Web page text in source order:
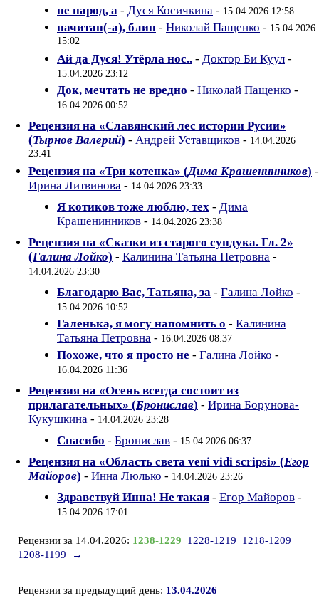
не народ, а - Дуся Косичкина - 15.04.2026 12:58
начитан(-а), блин - Николай Пащенко - 15.04.2026
15:02
Ай да Дуся! Утёрла нос.. - Доктор Би Куул -
15.04.2026 23:12
Док, мечтать не вредно - Николай Пащенко -
16.04.2026 00:52
Рецензия на «Cлавянский лес истории Русии»
(Тырнов Валерий) - Андрей Уставщиков - 14.04.2026
23:41
Рецензия на «Три котенка» (Дима Крашенинников) -
Ирина Литвинова - 14.04.2026 23:33
Я котиков тоже люблю, тех - Дима
Крашенинников - 14.04.2026 23:38
Рецензия на «Сказки из старого сундука. Гл. 2»
(Галина Лойко) - Калинина Татьяна Петровна -
14.04.2026 23:30
Благодарю Вас, Татьяна, за - Галина Лойко -
15.04.2026 10:52
Галенька, я могу напомнить о - Калинина
Татьяна Петровна - 16.04.2026 08:37
Похоже, что я просто не - Галина Лойко -
16.04.2026 11:36
Рецензия на «Осень всегда состоит из
прилагательных» (Бронислав) - Ирина Борунова-
Кукушкина - 14.04.2026 23:28
Спасибо - Бронислав - 15.04.2026 06:37
Рецензия на «Область света veni vidi scripsi» (Егор
Майоров) - Инна Люлько - 14.04.2026 23:26
Здравствуй Инна! Не такая - Егор Майоров -
15.04.2026 17:01
Рецензии за 14.04.2026: 1238-1229 1228-1219
1218-1209
1208-1199
→
Рецензии за предыдущий день: 13.04.2026